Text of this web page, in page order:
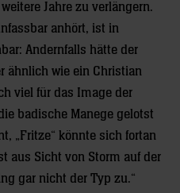
Jahre zu verlängern.
anhört, ist in
Andernfalls hätte der
ähnlich wie ein Christian
viel für das Image der
badische Manege gelotst
„Fritze“ könnte sich fortan
aus Sicht von Storm auf der
gar nicht der Typ zu.“